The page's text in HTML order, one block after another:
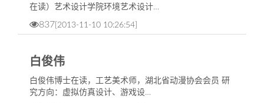
在读）艺术设计学院环境艺术设计…
837 [2013-11-10 10:26:54]
白俊伟
白俊伟博士在读，工艺美术师，湖北省动漫协会会员 研
究方向：虚拟仿真设计、游戏设…